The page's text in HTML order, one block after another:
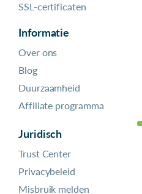
SSL-certificaten
Informatie
Over ons
Blog
Duurzaamheid
Affiliate programma
Juridisch
Trust Center
Privacybeleid
Misbruik melden